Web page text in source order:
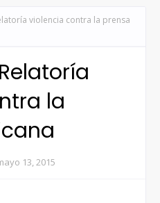
violencia contra la prensa
la
13, 2015